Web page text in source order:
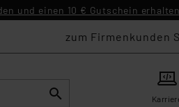
und einen 10 € Gutschein erhalten
zum Firmenkunden